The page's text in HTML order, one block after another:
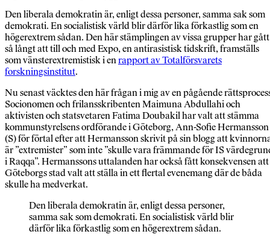
Den liberala demokratin är, enligt dessa personer, samma sak som
demokrati. En socialistisk värld blir därför lika förkastlig som en
högerextrem sådan. Den här stämplingen av vissa grupper har gått
så långt att till och med Expo, en antirasistisk tidskrift, framställs
som vänsterextremistisk i enrapport av Totalförsvarets
forskningsinstitut.
Nu senast väcktes den här frågan i mig av en pågående
Socionomen och frilansskribenten Maimuna Abdullahi och
aktivisten och statsvetaren Fatima Doubakil har valt att stämma
kommunstyrelsens ordförande i Göteborg, Ann-Sofie Hermansson
(S) för förtal efter att Hermansson skrivit på sin blogg att
är ”extremister” som inte ”skulle vara främmande för IS
i Raqqa”. Hermanssons uttalanden har också fått konsekvensen att
Göteborgs stad valt att ställa in ett flertal evenemang där de båda
skulle ha medverkat.
Den liberala demokratin är, enligt dessa personer,
samma sak som demokrati. En socialistisk värld blir
därför lika förkastlig som en högerextrem sådan.